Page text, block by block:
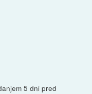
5 dni pred